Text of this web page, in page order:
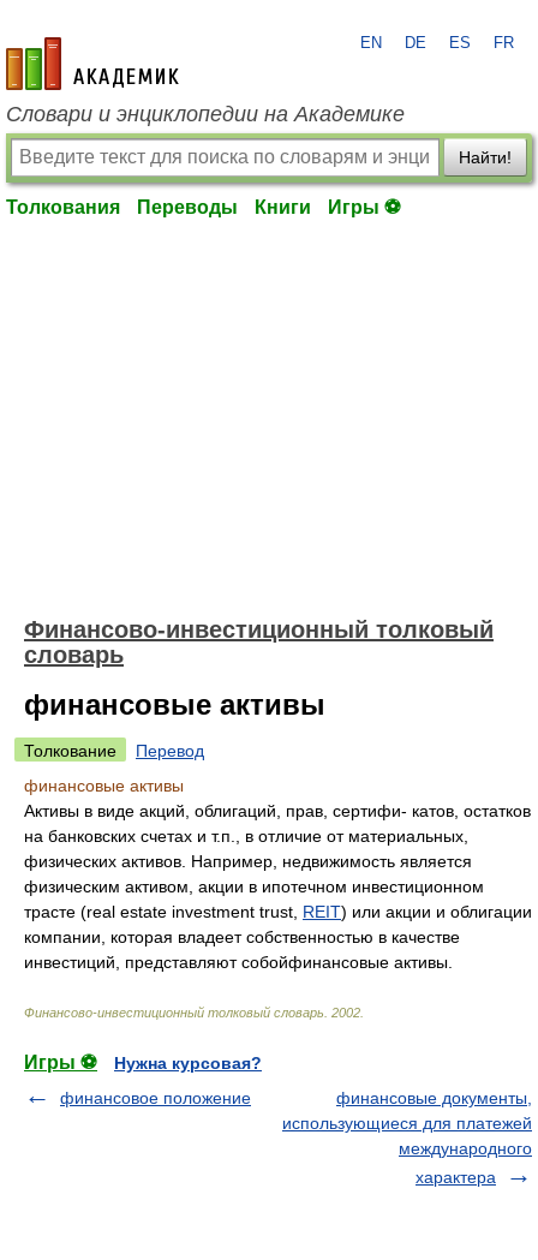
academic.ru
EN DE ES FR
Словари и энциклопедии на Академике
Найти!
Толкования Переводы Книги Игры ⚽
Финансово-инвестиционный толковый
словарь
финансовые активы
Толкование
Перевод
финансовые активы
Активы в виде акций, облигаций, прав, сертифи- катов, остатков
на банковских счетах и т.п., в отличие от материальных,
физических активов. Например, недвижимость является
физическим активом, акции в ипотечном инвестиционном
трасте (real estate investment trust, REIT) или акции и облигации
компании, которая владеет собственностью в качестве
инвестиций, представляют собойфинансовые активы.
Финансово-инвестиционный толковый словарь 2002
Игры ⚽
Нужна курсовая?
финансовое положение
финансовые документы,
использующиеся для платежей
международного
характера